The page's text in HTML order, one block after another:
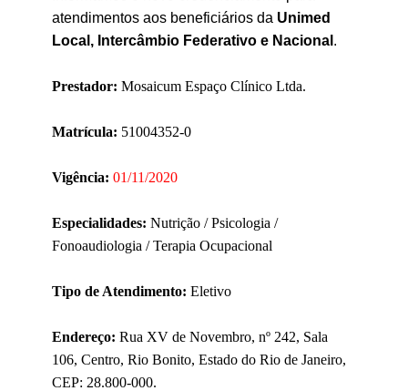
atendimentos aos beneficiários da Unimed
Local, Intercâmbio Federativo e Nacional .
Prestador: Mosaicum Espaço Clínico Ltda.
Matrícula: 51004352-0
Vigência: 01/11/2020
Especialidades: Nutrição / Psicologia /
Fonoaudiologia / Terapia Ocupacional
Tipo de Atendimento: Eletivo
Endereço: Rua XV de Novembro, nº 242, Sala
106, Centro, Rio Bonito, Estado do Rio de Janeiro,
CEP: 28.800-000.